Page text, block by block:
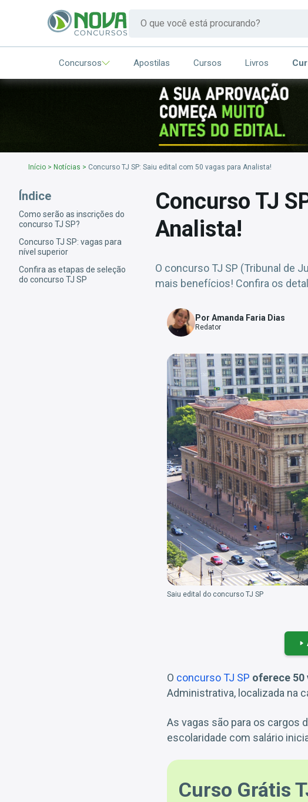
Concursos Apostilas Cursos Livros
Início > Notícias > Concurso TJ SP: Saiu edital com 50 vagas para Analista!
Índice
Como serão as inscrições do
concurso TJ SP?
Concurso TJ SP: vagas para
nível superior
Confira as etapas de seleção
do concurso TJ SP
Concurso TJ
Analista!
O concurso TJ SP (Tribunal de
mais benefícios! Confira os
Por Amanda Faria Dias
Redator
Saiu edital do concurso TJ SP
O concurso TJ SP oferece 50
Administrativa, localizada na
As vagas são para os cargos
escolaridade com salário
Curso Grátis